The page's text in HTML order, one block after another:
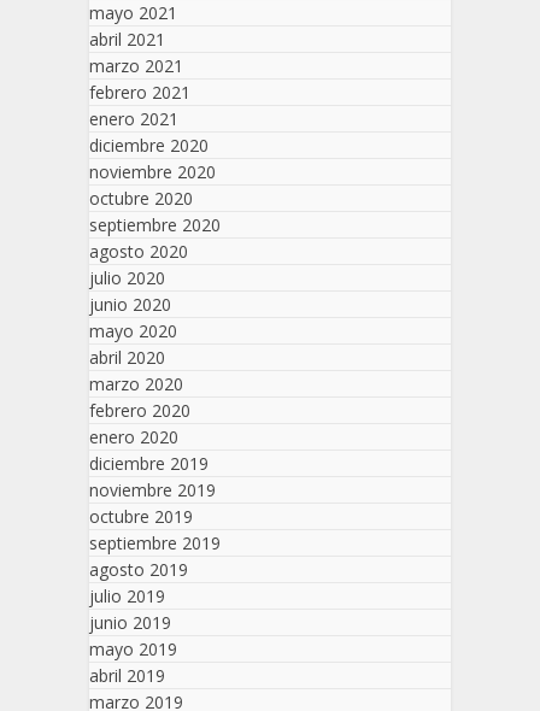
mayo 2021
abril 2021
marzo 2021
febrero 2021
enero 2021
diciembre 2020
noviembre 2020
octubre 2020
septiembre 2020
agosto 2020
julio 2020
junio 2020
mayo 2020
abril 2020
marzo 2020
febrero 2020
enero 2020
diciembre 2019
noviembre 2019
octubre 2019
septiembre 2019
agosto 2019
julio 2019
junio 2019
mayo 2019
abril 2019
marzo 2019